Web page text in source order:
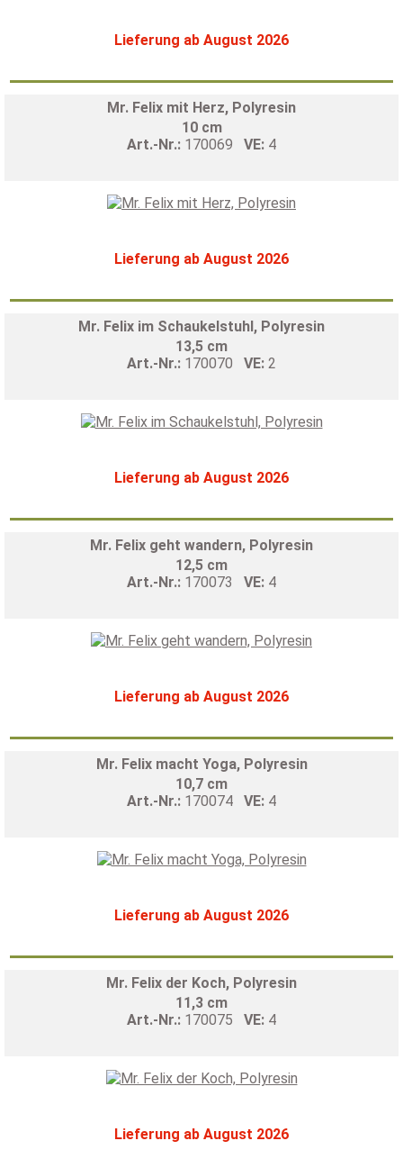
Lieferung ab August 2026
Mr. Felix mit Herz, Polyresin
10 cm
Art.-Nr.: 170069 VE: 4
Lieferung ab August 2026
Mr. Felix im Schaukelstuhl, Polyresin
13,5 cm
Art.-Nr.: 170070 VE: 2
Lieferung ab August 2026
Mr. Felix geht wandern, Polyresin
12,5 cm
Art.-Nr.: 170073 VE: 4
Lieferung ab August 2026
Mr. Felix macht Yoga, Polyresin
10,7 cm
Art.-Nr.: 170074 VE: 4
Lieferung ab August 2026
Mr. Felix der Koch, Polyresin
11,3 cm
Art.-Nr.: 170075 VE: 4
Lieferung ab August 2026